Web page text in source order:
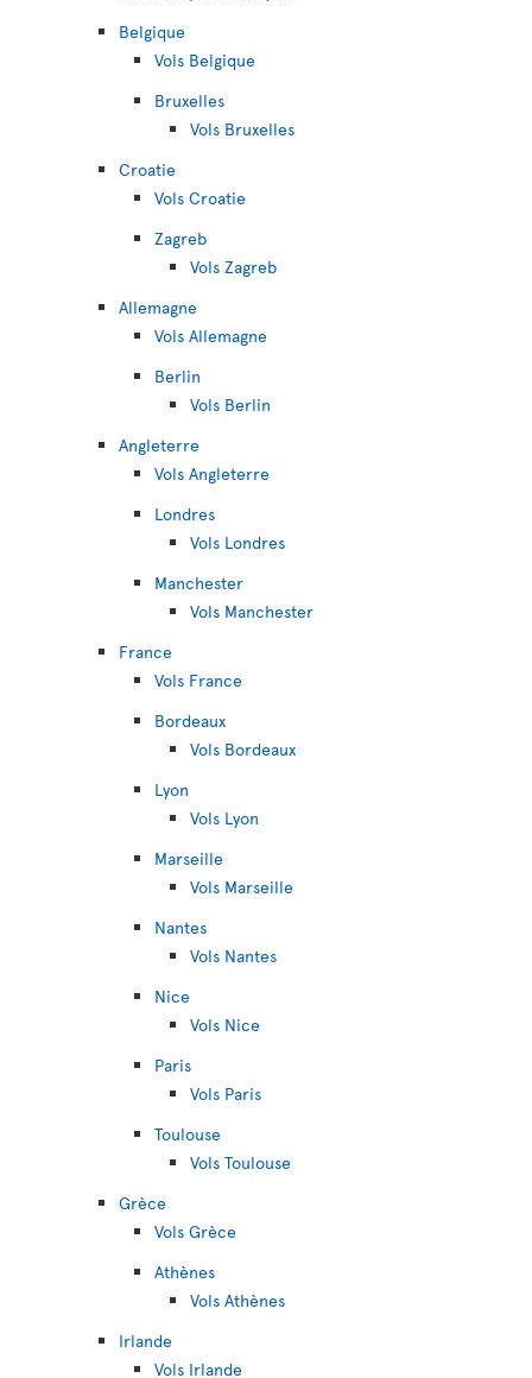
Belgique
Vols Belgique
Bruxelles
Vols Bruxelles
Croatie
Vols Croatie
Zagreb
Vols Zagreb
Allemagne
Vols Allemagne
Berlin
Vols Berlin
Angleterre
Vols Angleterre
Londres
Vols Londres
Manchester
Vols Manchester
France
Vols France
Bordeaux
Vols Bordeaux
Lyon
Vols Lyon
Marseille
Vols Marseille
Nantes
Vols Nantes
Nice
Vols Nice
Paris
Vols Paris
Toulouse
Vols Toulouse
Grèce
Vols Grèce
Athènes
Vols Athènes
Irlande
Vols Irlande